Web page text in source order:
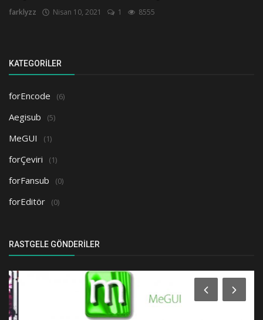
farklyzz Nisan 10, 2021 1 8555
KATEGORILER
forEncode (6)
Aegisub (5)
MeGUI (1)
forÇeviri (1)
forFansub (0)
forEditör (0)
RASTGELE GÖNDERILER